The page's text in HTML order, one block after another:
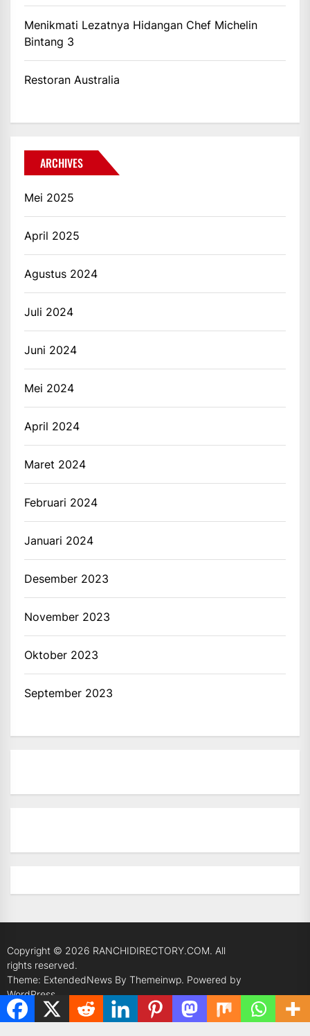
Menikmati Lezatnya Hidangan Chef Michelin
Bintang 3
Restoran Australia
ARCHIVES
Mei 2025
April 2025
Agustus 2024
Juli 2024
Juni 2024
Mei 2024
April 2024
Maret 2024
Februari 2024
Januari 2024
Desember 2023
November 2023
Oktober 2023
September 2023
Copyright © 2026 RANCHIDIRECTORY.COM. All
rights reserved.
Theme: ExtendedNews By Themeinwp. Powered by
WordPress.